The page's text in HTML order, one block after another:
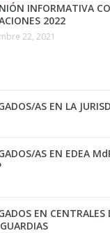
INFORMATIVA
2022
22, 2021
AS EN LA
AS EN EDEA
EN CENTRALES